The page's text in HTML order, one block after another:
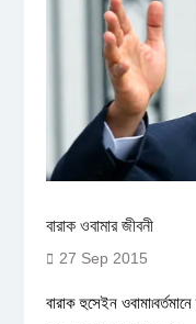
বারাক ওবামার জীবনী
27 Sep 2015
বারাক হুসেইন